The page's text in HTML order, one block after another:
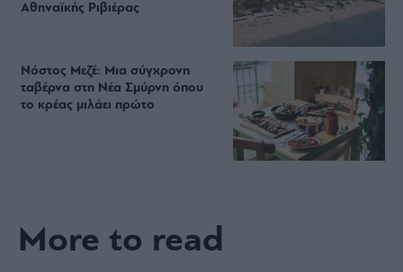
Αθηναϊκής Ριβιέρας
Νόστος Μεζέ: Μια σύγχρονη
ταβέρνα στη Νέα Σμύρνη όπου
το κρέας μιλάει πρώτο
More to read